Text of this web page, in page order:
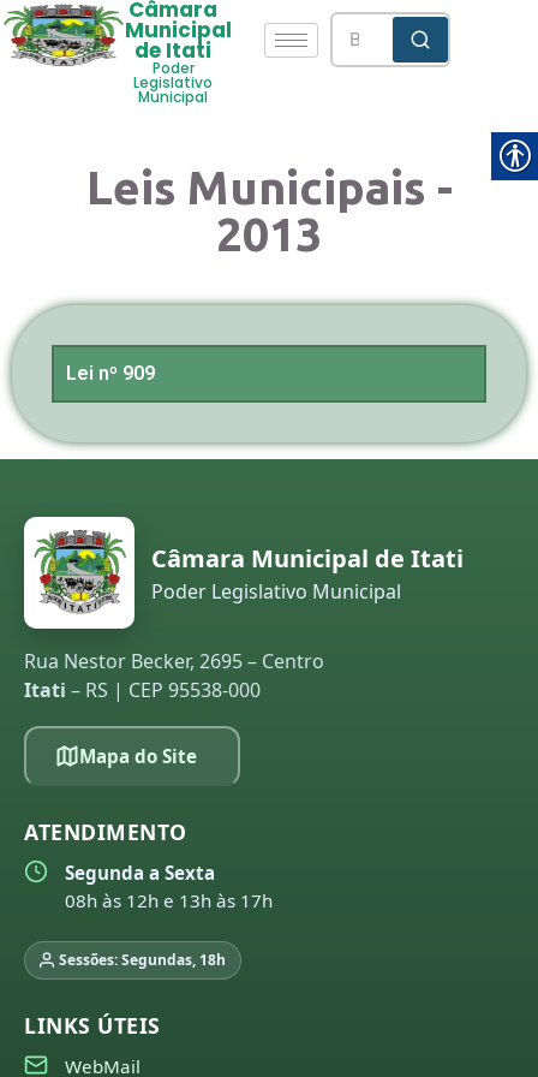
Câmara
Municipal
de Itati
Poder
Legislativo
Municipal
Leis Municipais -
2013
Lei nº 909
Câmara Municipal de Itati
Poder Legislativo Municipal
Rua Nestor Becker, 2695 – Centro
Itati – RS | CEP 95538-000
Mapa do Site
ATENDIMENTO
Segunda a Sexta
08h às 12h e 13h às 17h
Sessões: Segundas, 18h
LINKS ÚTEIS
WebMail